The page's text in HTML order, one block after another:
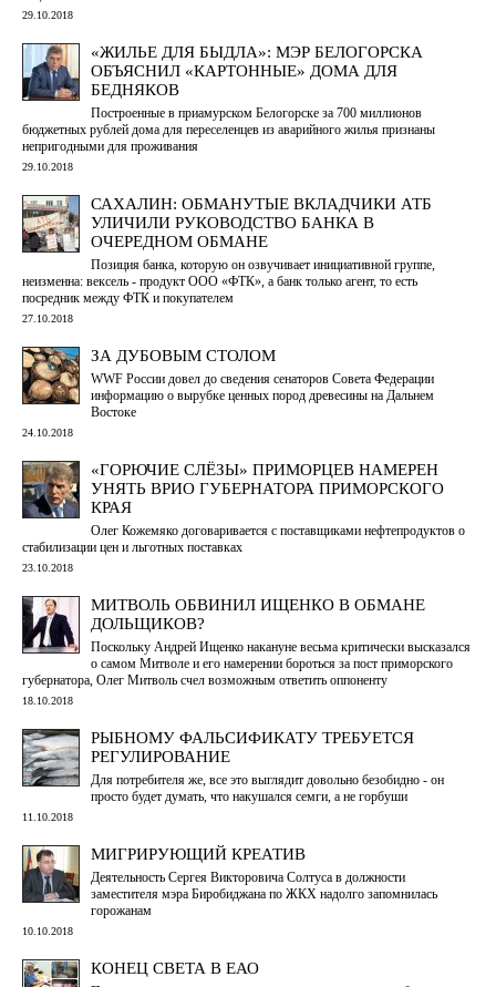
29.10.2018
«ЖИЛЬЕ ДЛЯ БЫДЛА»: МЭР БЕЛОГОРСКА
ОБЪЯСНИЛ «КАРТОННЫЕ» ДОМА ДЛЯ
БЕДНЯКОВ
Построенные в приамурском Белогорске за 700 миллионов
бюджетных рублей дома для переселенцев из аварийного жилья признаны
непригодными для проживания
29.10.2018
САХАЛИН: ОБМАНУТЫЕ ВКЛАДЧИКИ АТБ
УЛИЧИЛИ РУКОВОДСТВО БАНКА В
ОЧЕРЕДНОМ ОБМАНЕ
Позиция банка, которую он озвучивает инициативной группе,
неизменна: вексель - продукт ООО «ФТК», а банк только агент, то есть
посредник между ФТК и покупателем
27.10.2018
ЗА ДУБОВЫМ СТОЛОМ
WWF России довел до сведения сенаторов Совета Федерации
информацию о вырубке ценных пород древесины на Дальнем
Востоке
24.10.2018
«ГОРЮЧИЕ СЛЁЗЫ» ПРИМОРЦЕВ НАМЕРЕН
УНЯТЬ ВРИО ГУБЕРНАТОРА ПРИМОРСКОГО
КРАЯ
Олег Кожемяко договаривается с поставщиками нефтепродуктов о
стабилизации цен и льготных поставках
23.10.2018
МИТВОЛЬ ОБВИНИЛ ИЩЕНКО В ОБМАНЕ
ДОЛЬЩИКОВ?
Поскольку Андрей Ищенко накануне весьма критически высказался
о самом Митволе и его намерении бороться за пост приморского
губернатора, Олег Митволь счел возможным ответить оппоненту
18.10.2018
РЫБНОМУ ФАЛЬСИФИКАТУ ТРЕБУЕТСЯ
РЕГУЛИРОВАНИЕ
Для потребителя же, все это выглядит довольно безобидно - он
просто будет думать, что накушался семги, а не горбуши
11.10.2018
МИГРИРУЮЩИЙ КРЕАТИВ
Деятельность Сергея Викторовича Солтуса в должности
заместителя мэра Биробиджана по ЖКХ надолго запомнилась
горожанам
10.10.2018
КОНЕЦ СВЕТА В ЕАО